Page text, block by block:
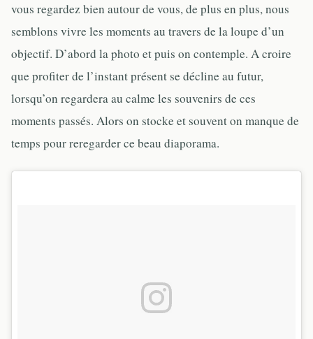
vous regardez bien autour de vous, de plus en plus, nous
semblons vivre les moments au travers de la loupe d’un
objectif. D’abord la photo et puis on contemple. A croire
que profiter de l’instant présent se décline au futur,
lorsqu’on regardera au calme les souvenirs de ces
moments passés. Alors on stocke et souvent on manque de
temps pour reregarder ce beau diaporama.